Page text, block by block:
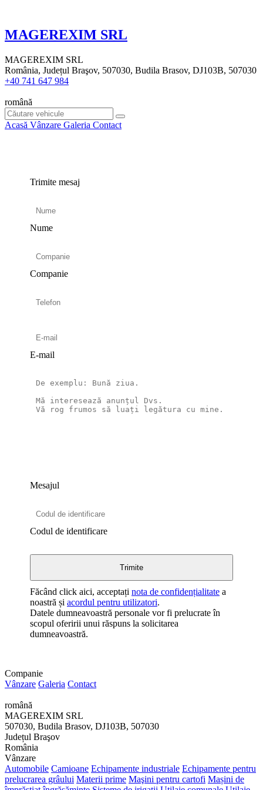
MAGEREXIM SRL
MAGEREXIM SRL
România, Județul Braşov, 507030, Budila Brasov, DJ103B, 507030
+40 741 647 984
română
Acasă Vânzare Galeria Contact
Trimite mesaj
Nume
Companie
E-mail
Mesajul
Codul de identificare
Făcând click aici, acceptați nota de confidențialitate a
noastră și acordul pentru utilizatori.
Datele dumneavoastră personale vor fi prelucrate în
scopul oferirii unui răspuns la solicitarea
dumneavoastră.
Companie
Vânzare Galeria Contact
română
MAGEREXIM SRL
507030, Budila Brasov, DJ103B, 507030
Județul Braşov
România
Vânzare
Automobile Camioane Echipamente industriale Echipamente pentru
prelucrarea grâului Materii prime Maşini pentru cartofi Mașini de